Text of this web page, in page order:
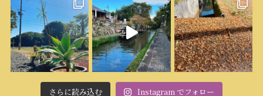
さらに読み込む Instagram でフォロー